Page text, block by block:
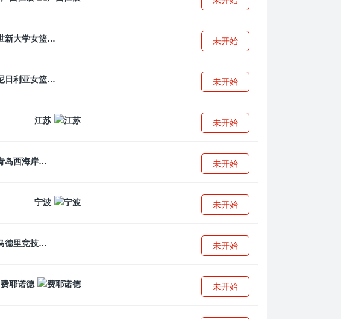
世新大学女篮 未开始
尼日利亚女篮 未开始
江苏 未开始
青岛西海岸 未开始
宁波 未开始
马德里竞技 未开始
费耶诺德 未开始